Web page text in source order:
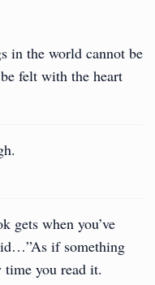
in the world cannot be
felt with the heart
gets when you’ve
if something
time you read it.